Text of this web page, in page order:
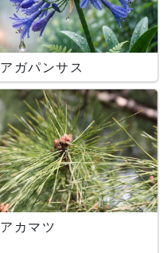
アガパンサス
アカマツ